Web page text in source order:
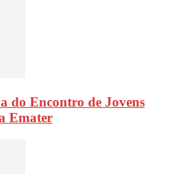
do Encontro de Jovens
Emater